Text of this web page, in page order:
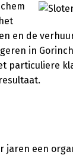
en de
in
particuliere
een